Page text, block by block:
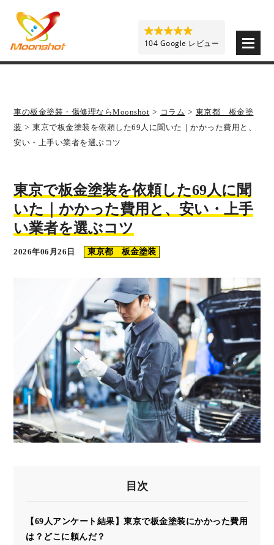
車の板金塗装・傷修理ならMoonshot > コラム > 東京都 板金塗
装 >東京で板金塗装を依頼した69人に聞いた｜かかった費用と、
安い・上手い業者を選ぶコツ
東京で板金塗装を依頼した69人に聞
いた｜かかった費用と、安い・上手
い業者を選ぶコツ
2026年06月26日 東京都 板金塗装
目次
【69人アンケート結果】東京で板金塗装にかかった費用
は？どこに頼んだ？
104 Google レビュー